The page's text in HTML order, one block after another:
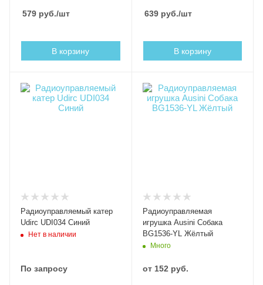
579 руб./шт
В корзину
639руб./шт
В корзину
Радиоуправляемый катер
Udirc UDI034 Синий
Нет в наличии
По запросу
Радиоуправляемая
игрушка Ausini Собака
BG1536-YL Жёлтый
Много
от 152 руб.